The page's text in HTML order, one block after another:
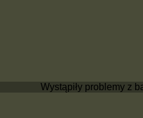
Wystąpiły problemy z